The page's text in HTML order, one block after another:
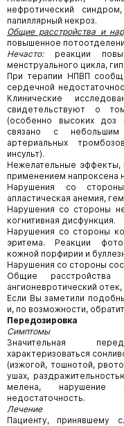
нефротический
папиллярный некроз.
Общие расстройства и
повышенное
Нечасто:реакции
менструального цикла,
При терапии НПВП
сердечной
Клинические
свидетельствуют о
(особенно высоких доз
связано с небольшим
артериальных
инсульт).
Нежелательные эффекты,
применением напроксена
Нарушения со
апластическая анемия,
Нарушения со стороны
когнитивная дисфункция.
Нарушения со стороны
эритема. Реакции
кожной порфирии и
Нарушения со стороны
Общие
ангионевротический
Если Вы заметили
и, по возможности,
Передозировка
Симптомы
Значительная
характеризоваться
(изжогой, тошнотой,
ушах,
мелена, нарушение
недостаточность.
Лечение
Пациенту, принявшему